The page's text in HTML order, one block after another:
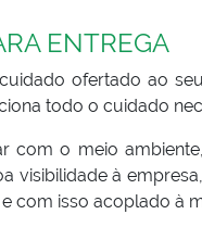
ENTREGA
ofertado ao
todo o cuidado
com o meio
visibilidade à
com isso acoplado à